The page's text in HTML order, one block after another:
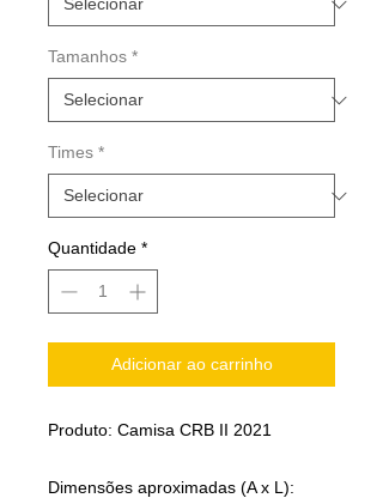
Tamanhos *
Times *
Quantidade *
Adicionar ao carrinho
Produto: Camisa CRB II 2021
Dimensões aproximadas (A x L):